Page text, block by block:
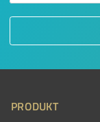
PRODUKT